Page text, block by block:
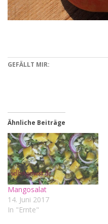
GEFÄLLT MIR:
Ähnliche Beiträge
Mangosalat
14. Juni 2017
In "Ernte"